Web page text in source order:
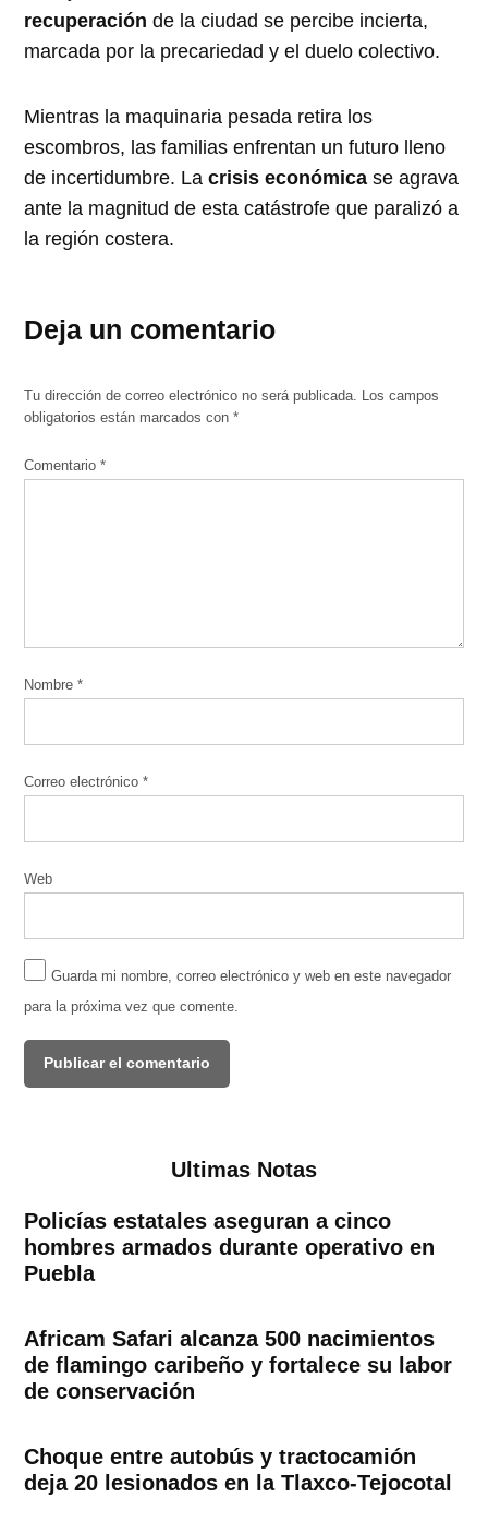
recuperación de la ciudad se percibe incierta,
marcada por la precariedad y el duelo colectivo.
Mientras la maquinaria pesada retira los
escombros, las familias enfrentan un futuro lleno
de incertidumbre. Lacrisis económica se agrava
ante la magnitud de esta catástrofe que paralizó a
la región costera.
Deja un comentario
Tu dirección de correo electrónico no será publicada. Los campos
obligatorios están marcados con*
Comentario*
Nombre*
Correo electrónico*
Web
Guarda mi nombre, correo electrónico y web en este navegador
para la próxima vez que comente.
Ultimas Notas
Policías estatales aseguran a cinco
hombres armados durante operativo en
Puebla
Africam Safari alcanza 500 nacimientos
de flamingo caribeño y fortalece su labor
de conservación
Choque entre autobús y tractocamión
deja 20 lesionados en la Tlaxco-Tejocotal